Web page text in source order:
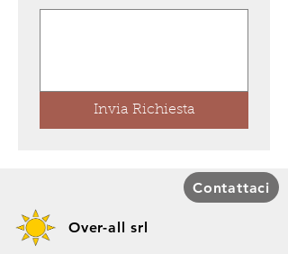
Invia Richiesta
Contattaci
Over-all srl